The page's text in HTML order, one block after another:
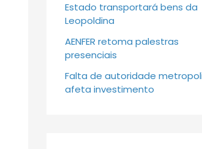
Estado transportará bens da
Leopoldina
AENFER retoma palestras
presenciais
Falta de autoridade
afeta investimento